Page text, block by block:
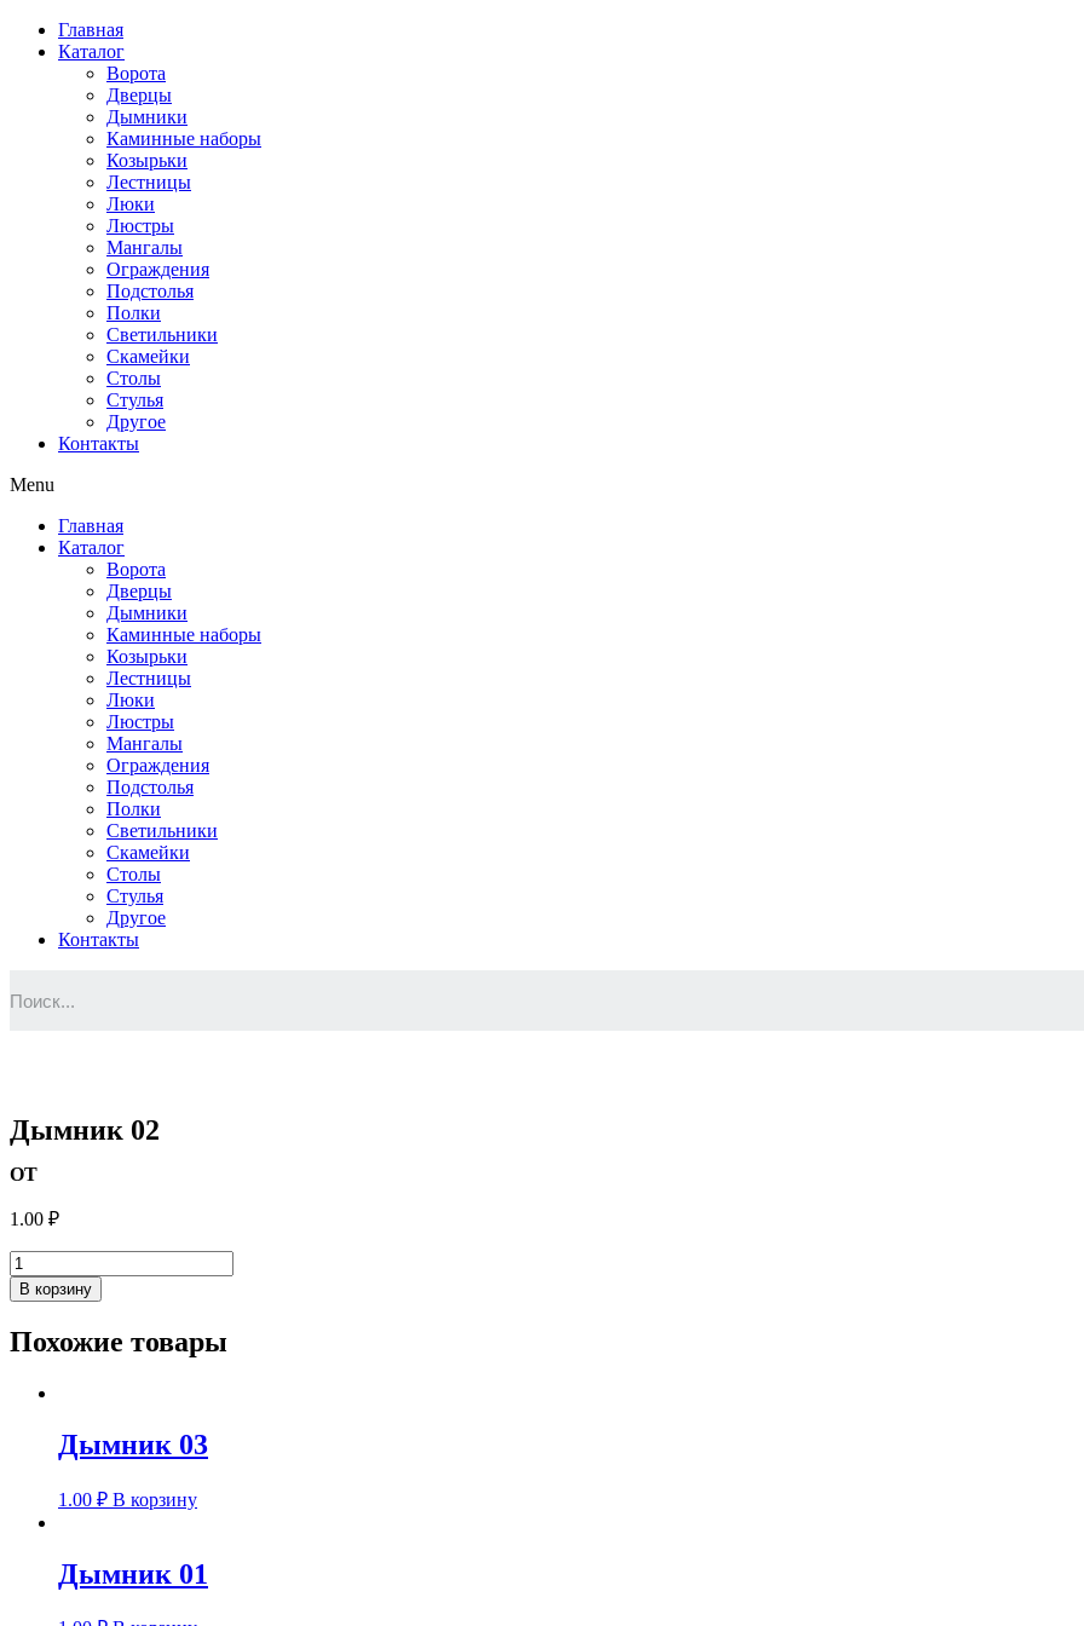
Перейти
содержимому
Главная
Каталог
Ворота
Дверцы
Дымники
Каминные наборы
Козырьки
Лестницы
Люки
Люстры
Мангалы
Ограждения
Подстолья
Полки
Светильники
Скамейки
Столы
Стулья
Другое
Контакты
Menu
Главная
Каталог
Ворота
Дверцы
Дымники
Каминные наборы
Козырьки
Лестницы
Люки
Люстры
Мангалы
Ограждения
Подстолья
Полки
Светильники
Скамейки
Столы
Стулья
Другое
Контакты
Дымник 02
ОТ
1.00 ₽
Количество
товара
Дымник
В корзину
Похожие товары
Дымник 03
1.00 ₽ В корзину
Дымник 01